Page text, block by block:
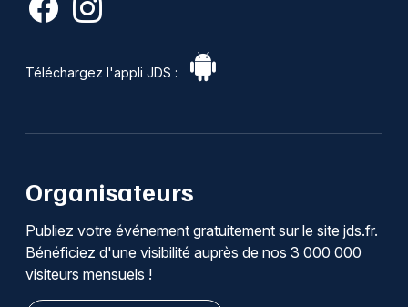
Téléchargez l'appli JDS :
Organisateurs
Publiez votre événement gratuitement sur le site jds.fr.
Bénéficiez d'une visibilité auprès de nos 3 000 000
visiteurs mensuels !